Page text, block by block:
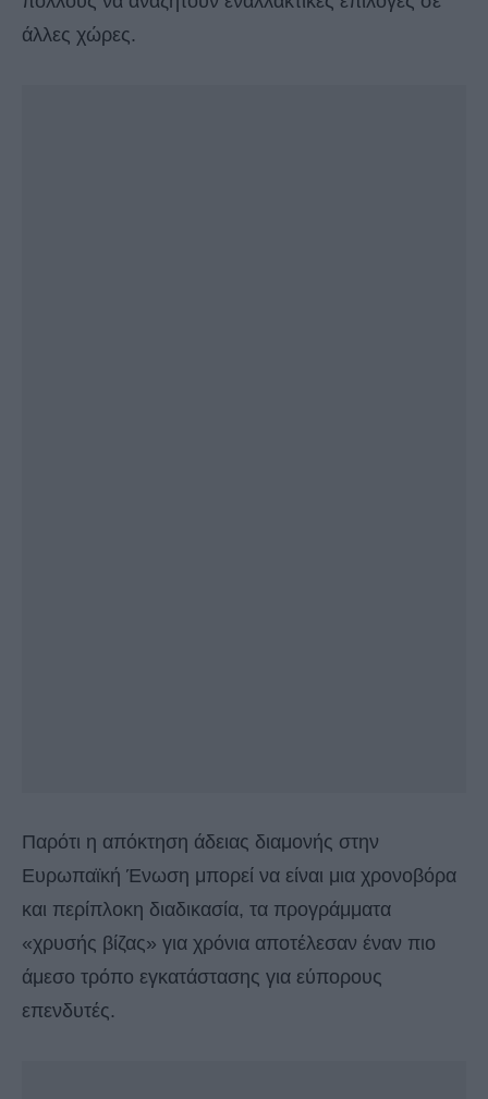
άλλες χώρες.
Παρότι η απόκτηση άδειας διαμονής στην
Ευρωπαϊκή Ένωση μπορεί να είναι μια χρονοβόρα
και περίπλοκη διαδικασία, τα προγράμματα
«χρυσής βίζας» για χρόνια αποτέλεσαν έναν πιο
άμεσο τρόπο εγκατάστασης για εύπορους
επενδυτές.